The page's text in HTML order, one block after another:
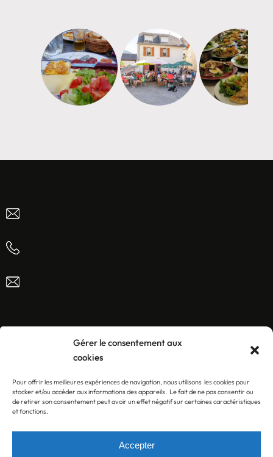
Gérer le consentement aux
cookies
Pour offrir les meilleures expériences de navigation, nous utilisons les cookies pour
stocker et/ou accéder aux informations des appareils. Le fait de ne pas consentir ou
de retirer son consentement peut avoir un effet négatif sur certaines caractéristiques
et fonctions.
Accepter
Liens rapides